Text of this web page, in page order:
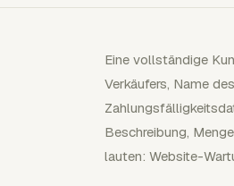
Eine vollständige
Verkäufers, Name
Beschreibung,
lauten: Website-